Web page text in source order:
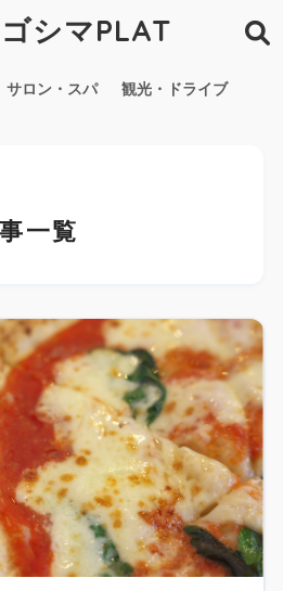
シマPLAT
サロン・スパ 観光・ドライブ
一覧